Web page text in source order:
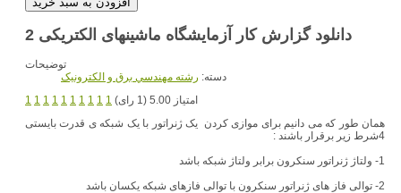
دانلود گزارش کار آزمایشگاه ماشینهای الکتریکی 2
توضیحات
دسته: رشته مهندسي برق و الکترونيک
1 1 1 1 1 1 1 1 1 1
امتیاز 5.00 (1 رای)
همان طور که می دانیم برای موازی کردن یک ژنراتور با یک شبکه ی قدرت بایستی
4شرط زیر برقرار باشند :
1- ولتاژ ژنراتور سنکرون برابر ولتاژ شبکه باشد
2- توالی فاز های ژنراتور سنکرون با توالی فازهای شبکه یکسان باشد